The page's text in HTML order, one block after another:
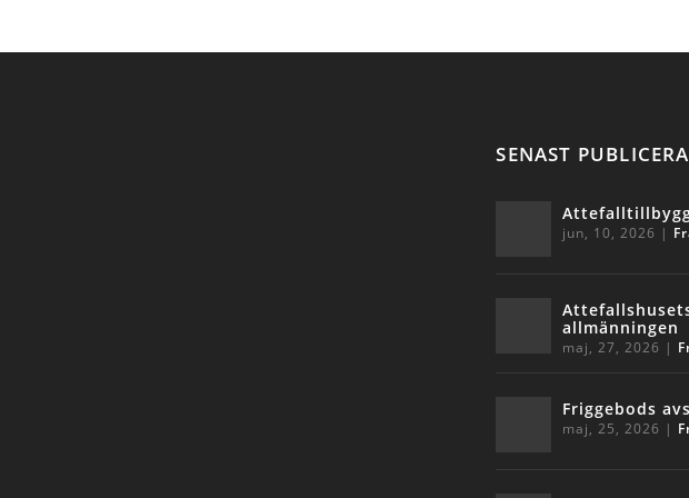
SENAST
jun, 10, 2026 |
allmänningen
maj, 27, 2026 |
Friggebods
maj, 25, 2026 |